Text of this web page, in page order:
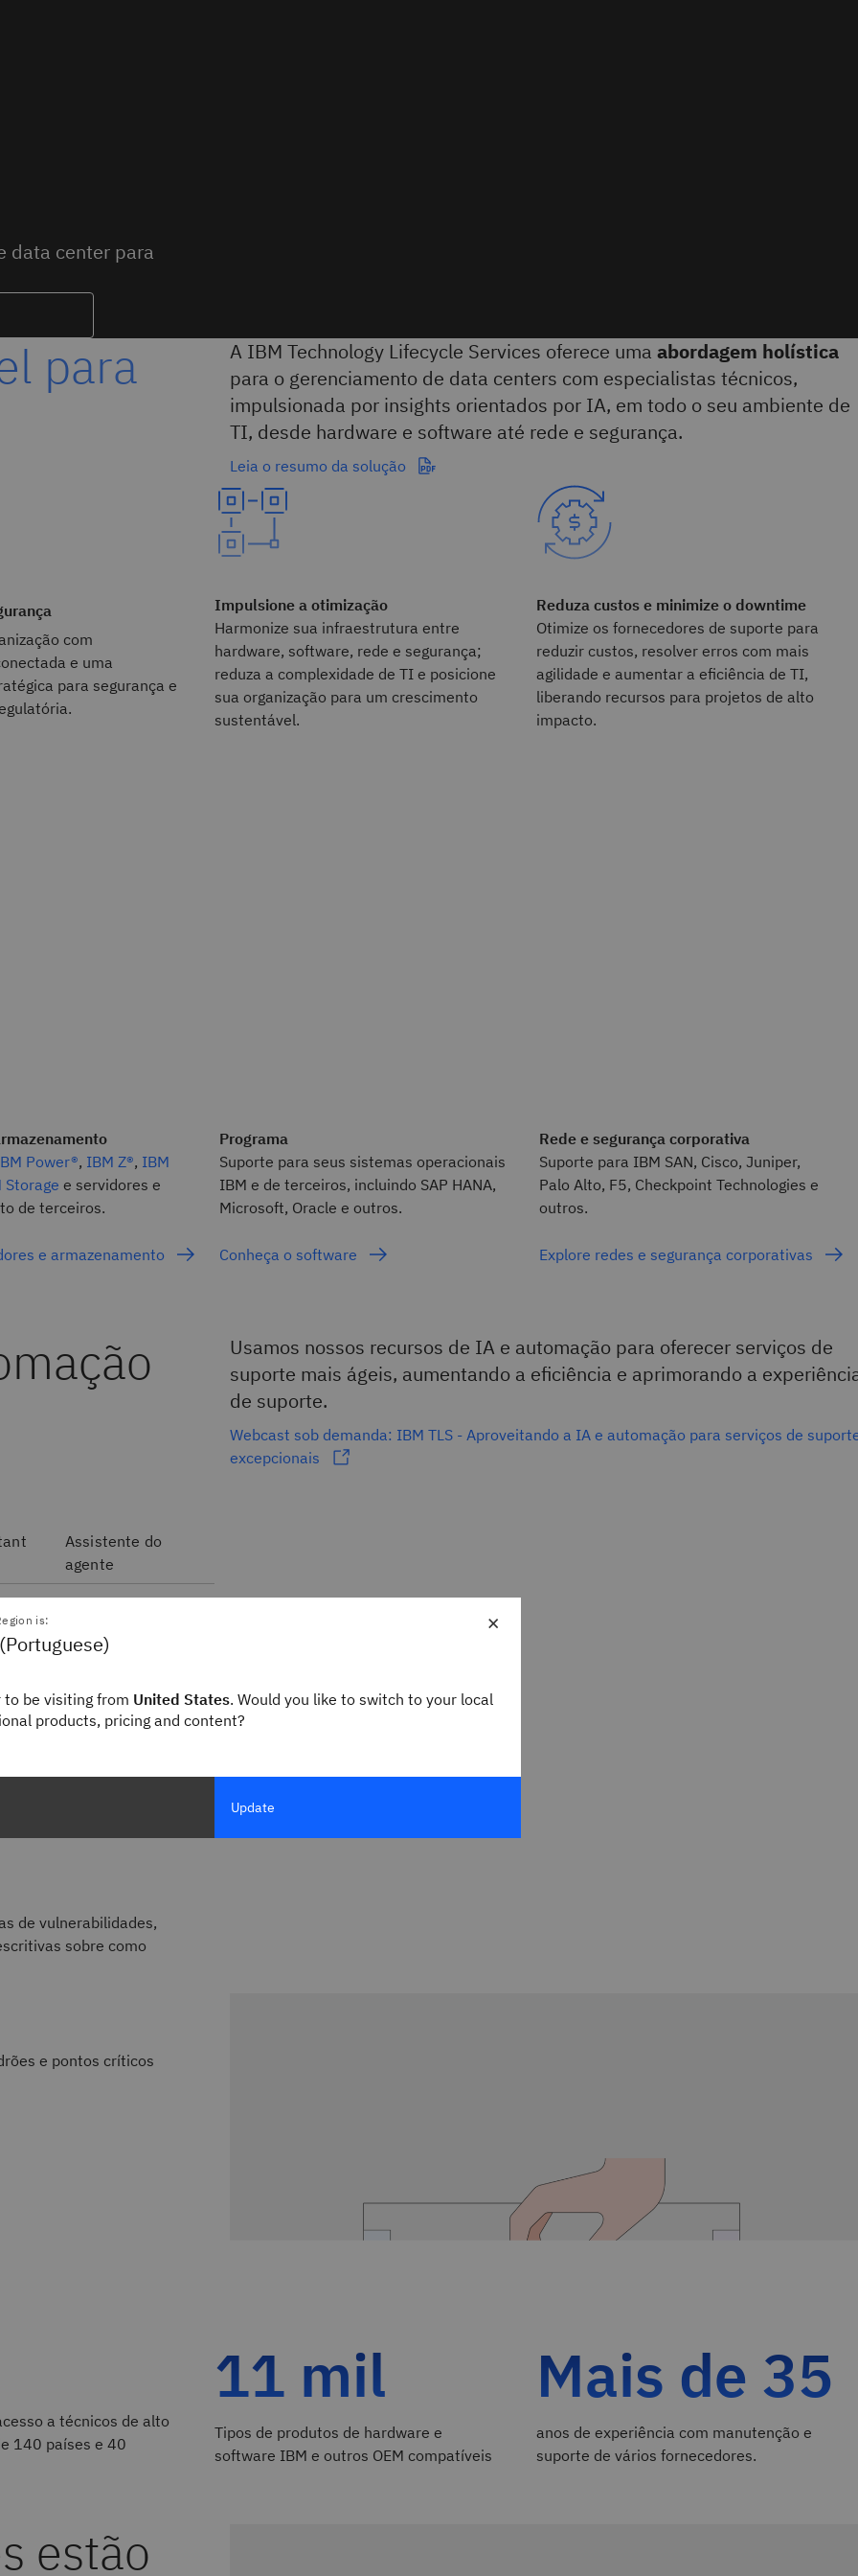
data center para
para
A IBM Technology Lifecycle Services oferece uma abordagem holística
para o gerenciamento de data centers com especialistas técnicos,
impulsionada por insights orientados por IA, em todo o seu ambiente de
TI, desde hardware e software até rede e segurança.
Leia o resumo da solução
com
e uma
para segurança e
Impulsione a otimização
Harmonize sua infraestrutura entre
hardware, software, rede e segurança;
reduza a complexidade de TI e posicione
sua organização para um crescimento
sustentável.
Reduza custos e minimize o downtime
Otimize os fornecedores de suporte para
reduzir custos, resolver erros com mais
agilidade e aumentar a eficiência de TI,
liberando recursos para projetos de alto
impacto.
Power®, IBM Z®, IBM
Storage e servidores e
de terceiros.
e armazenamento
Programa
Suporte para seus sistemas operacionais
IBM e de terceiros, incluindo SAP HANA,
Microsoft, Oracle e outros.
Conheça o software
Rede e segurança corporativa
Suporte para IBM SAN, Cisco, Juniper,
Palo Alto, F5, Checkpoint Technologies e
outros.
Explore redes e segurança corporativas
Usamos nossos recursos de IA e automação para oferecer serviços de
suporte mais ágeis, aumentando a eficiência e aprimorando a
de suporte.
Webcast sob demanda: IBM TLS - Aproveitando a IA e automação para serviços de
excepcionais
Assistente do
agente
avançada em
e
e análise de
de vulnerabilidades,
sobre como
e pontos críticos
e o Suporte da IBM.
para servidores
24 horas por dia, 7
em 2024
apresentando
comuns, disponível
da IBM, acelerando o tempo
real durante a
a técnicos de alto
140 países e 40
11 mil
Tipos de produtos de hardware e
software IBM e outros OEM compatíveis
Mais de 35
anos de experiência com manutenção e
suporte de vários fornecedores.
estão
×
is:
to be visiting from United States. Would you like to switch to your local
products, pricing and content?
Update